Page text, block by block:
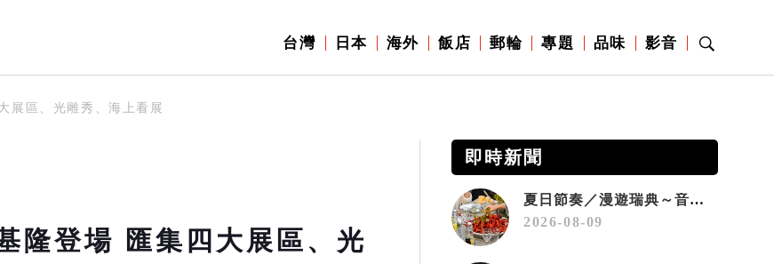
台灣 日本 海外 飯店 郵輪 專題 品味 影音
展區、光雕秀、海上看展
隆登場 匯集四大展區、光
即時新聞
夏日節奏／漫遊瑞典～音樂、療癒桑拿、美味歡樂螯蝦節
2026-08-09